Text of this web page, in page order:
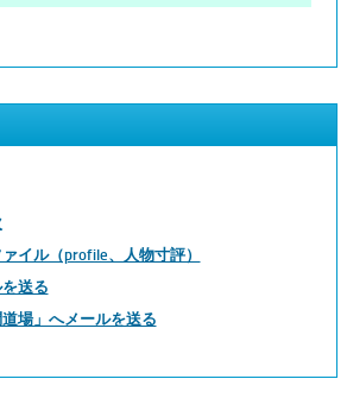
イル（profile、人物寸評）
送る
道場」へメールを送る